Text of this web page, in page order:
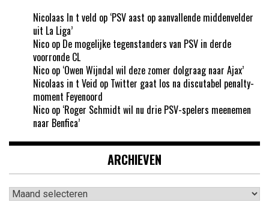
Nicolaas In t veld op ‘PSV aast op aanvallende middenvelder
uit La Liga’
Nico op De mogelijke tegenstanders van PSV in derde
voorronde CL
Nico op ‘Owen Wijndal wil deze zomer dolgraag naar Ajax’
Nicolaas in t Veid op Twitter gaat los na discutabel penalty-
moment Feyenoord
Nico op ‘Roger Schmidt wil nu drie PSV-spelers meenemen
naar Benfica’
ARCHIEVEN
Archieven